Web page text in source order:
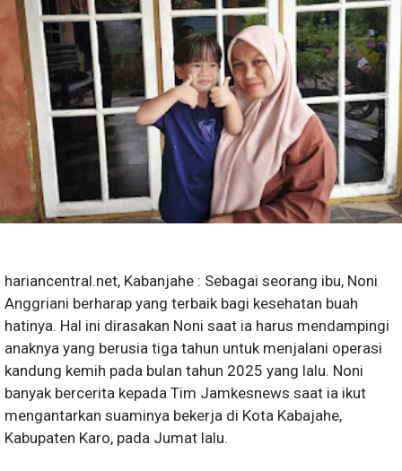
hariancentral.net, Kabanjahe : Sebagai seorang ibu, Noni
Anggriani berharap yang terbaik bagi kesehatan buah
hatinya. Hal ini dirasakan Noni saat ia harus mendampingi
anaknya yang berusia tiga tahun untuk menjalani operasi
kandung kemih pada bulan tahun 2025 yang lalu. Noni
banyak bercerita kepada Tim Jamkesnews saat ia ikut
mengantarkan suaminya bekerja di Kota Kabajahe,
Kabupaten Karo, pada Jumat lalu.